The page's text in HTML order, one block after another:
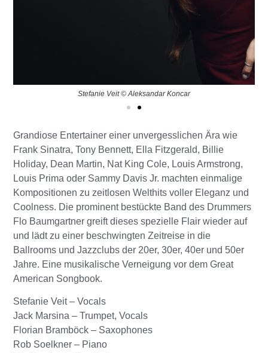
Stefanie Veit © Aleksandar Koncar
Grandiose Entertainer einer unvergesslichen Ära wie
Frank Sinatra, Tony Bennett, Ella Fitzgerald, Billie
Holiday, Dean Martin, Nat King Cole, Louis Armstrong,
Louis Prima oder Sammy Davis Jr. machten einmalige
Kompositionen zu zeitlosen Welthits voller Eleganz und
Coolness. Die prominent bestückte Band des Drummers
Flo Baumgartner greift dieses spezielle Flair wieder auf
und lädt zu einer beschwingten Zeitreise in die
Ballrooms und Jazzclubs der 20er, 30er, 40er und 50er
Jahre. Eine musikalische Verneigung vor dem Great
American Songbook.
Stefanie Veit – Vocals
Jack Marsina – Trumpet, Vocals
Florian Bramböck – Saxophones
Rob Soelkner – Piano